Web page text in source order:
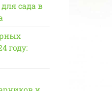
сада в
году: